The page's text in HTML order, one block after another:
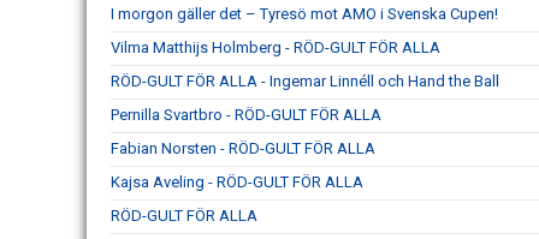
I morgon gäller det – Tyresö mot AMO i Svenska Cupen!
Vilma Matthijs Holmberg - RÖD-GULT FÖR ALLA
RÖD-GULT FÖR ALLA - Ingemar Linnéll och Hand the Ball
Pernilla Svartbro - RÖD-GULT FÖR ALLA
Fabian Norsten - RÖD-GULT FÖR ALLA
Kajsa Aveling - RÖD-GULT FÖR ALLA
RÖD-GULT FÖR ALLA